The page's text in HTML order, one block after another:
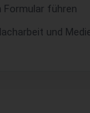
Formular führen
und